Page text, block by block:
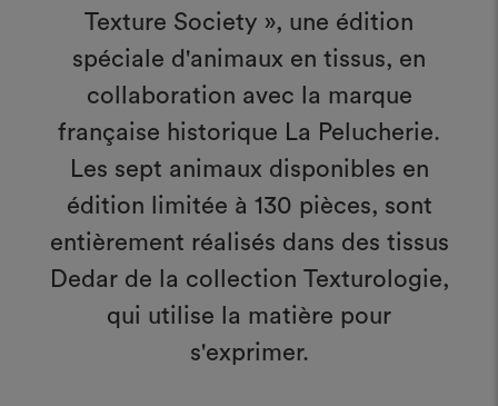
Texture Society », une édition
spéciale d'animaux en tissus, en
collaboration avec la marque
française historique La Pelucherie.
Les sept animaux disponibles en
édition limitée à 130 pièces, sont
entièrement réalisés dans des tissus
Dedar de la collection Texturologie,
qui utilise la matière pour
s'exprimer.